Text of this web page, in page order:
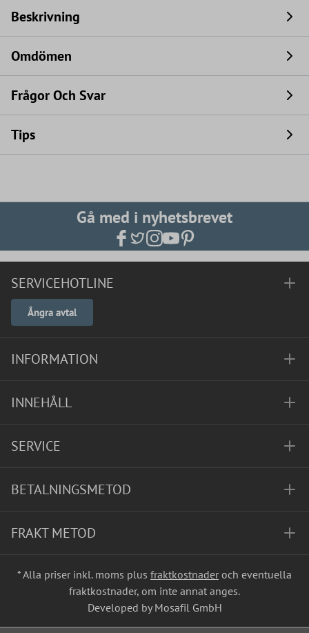
Beskrivning
Omdömen
Frågor Och Svar
Tips
Gå med i nyhetsbrevet
SERVICEHOTLINE
Ångra avtal
INFORMATION
INNEHÅLL
SERVICE
BETALNINGSMETOD
FRAKT METOD
* Alla priser inkl. moms plus fraktkostnader och eventuella
fraktkostnader, om inte annat anges.
Developed by Mosafil GmbH